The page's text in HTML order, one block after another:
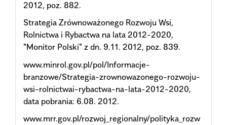
2012, poz. 882.
Strategia Zrównoważonego Rozwoju Wsi,
Rolnictwa i Rybactwa na lata 2012-2020,
"Monitor Polski" z dn. 9.11. 2012, poz. 839.
www.minrol.gov.pl/pol/Informacje-
branzowe/Strategia-zrownowazonego-rozwoju-
wsi-rolnictwai-rybactwa-na-lata-2012-2020,
data pobrania: 6.08. 2012.
www.mrr.gov.pl/rozwoj_regionalny/polityka_rozw